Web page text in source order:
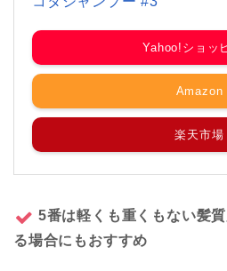
Yahoo!ショッ
Amazon
楽天市場
5番は軽くも重くもない髪
る場合にもおすすめ